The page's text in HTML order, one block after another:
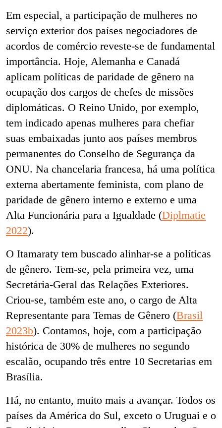
Em especial, a participação de mulheres no
serviço exterior dos países negociadores de
acordos de comércio reveste-se de fundamental
importância. Hoje, Alemanha e Canadá
aplicam políticas de paridade de gênero na
ocupação dos cargos de chefes de missões
diplomáticas. O Reino Unido, por exemplo,
tem indicado apenas mulheres para chefiar
suas embaixadas junto aos países membros
permanentes do Conselho de Segurança da
ONU. Na chancelaria francesa, há uma política
externa abertamente feminista, com plano de
paridade de gênero interno e externo e uma
Alta Funcionária para a Igualdade (Diplmatie
2022).
O Itamaraty tem buscado alinhar-se a políticas
de gênero. Tem-se, pela primeira vez, uma
Secretária-Geral das Relações Exteriores.
Criou-se, também este ano, o cargo de Alta
Representante para Temas de Gênero (Brasil
2023b). Contamos, hoje, com a participação
histórica de 30% de mulheres no segundo
escalão, ocupando três entre 10 Secretarias em
Brasília.
Há, no entanto, muito mais a avançar. Todos os
países da América do Sul, exceto o Uruguai e o